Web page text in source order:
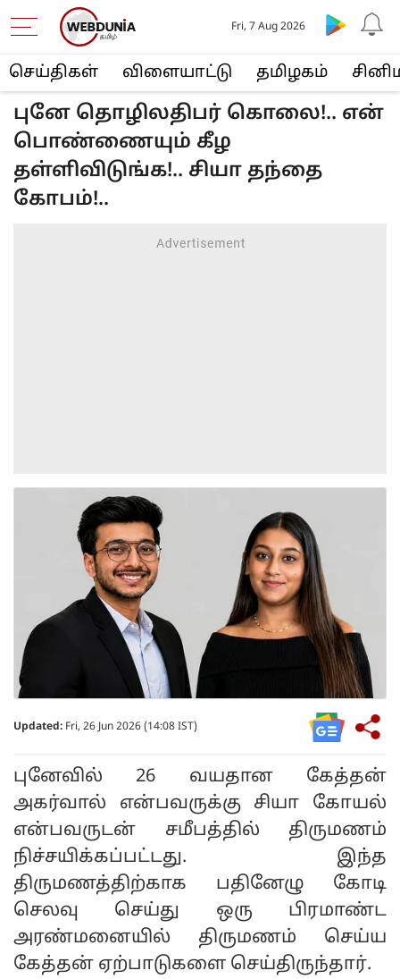
செய்திகள் விளையா‌ட்டு த‌மிழக‌ம்
Fri, 7 Aug 2026
புனே தொழிலதிபர் கொலை!.. என்
பொண்ணையும் கீழ
தள்ளிவிடுங்க!.. சியா தந்தை
கோபம்!..
Updated: Fri, 26 Jun 2026 (14:08 IST)
புனேவில் 26 வயதான கேத்தன்
அகர்வால் என்பவருக்கு சியா கோயல்
என்பவருடன் சமீபத்தில் திருமணம்
நிச்சயிக்கப்பட்டது. இந்த
திருமணத்திற்காக பதினேழு கோடி
செலவு செய்து ஒரு பிரமாண்ட
அரண்மனையில் திருமணம் செய்ய
கேத்தன் ஏற்பாடுகளை செய்திருந்தார்.